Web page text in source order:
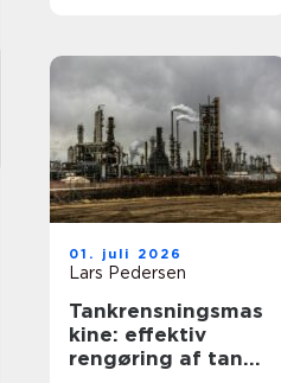
01. juli 2026
Lars Pedersen
Tankrensningsmas
kine: effektiv
rengøring af tanke